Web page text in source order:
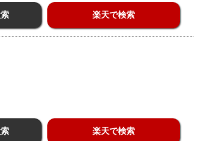
楽天で検索
楽天で検索